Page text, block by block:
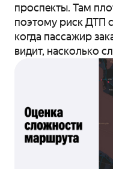
проспекты. Там
поэтому риск ДТП
когда пассажир
видит, насколько